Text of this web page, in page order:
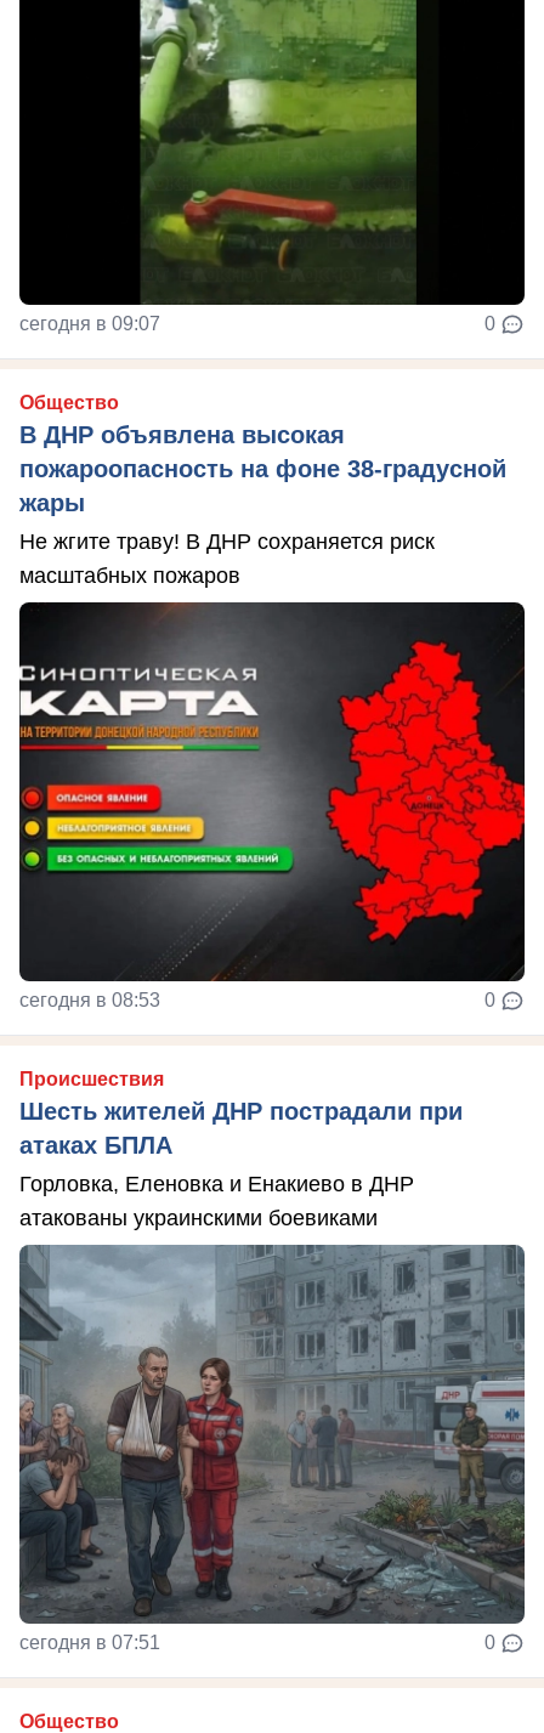
сегодня в 09:07 0
Общество
В ДНР объявлена высокая
пожароопасность на фоне 38-градусной
жары
Не жгите траву! В ДНР сохраняется риск
масштабных пожаров
сегодня в 08:53 0
Происшествия
Шесть жителей ДНР пострадали при
атаках БПЛА
Горловка, Еленовка и Енакиево в ДНР
атакованы украинскими боевиками
сегодня в 07:51 0
Общество